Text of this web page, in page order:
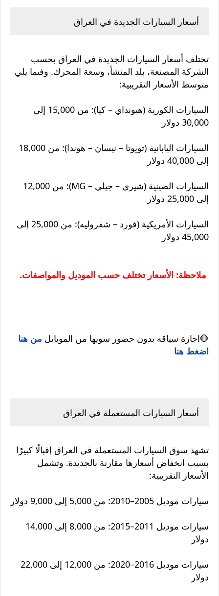
أسعار السيارات الجديدة في العراق
تختلف أسعار السيارات الجديدة في العراق بحسب
الشركة المصنعة، بلد المنشأ، وسعة المحرك. وفيما يلي
متوسط الأسعار التقريبية:
السيارات الكورية (هيونداي – كيا): من 15,000 إلى
30,000 دولار
السيارات اليابانية (تويوتا – نيسان – هوندا): من 18,000
إلى 40,000 دولار
السيارات الصينية (شيري – جيلي – MG): من 12,000
إلى 25,000 دولار
السيارات الأمريكية (فورد – شفروليه): من 25,000 إلى
45,000 دولار
ملاحظة: الأسعار تختلف حسب الموديل والمواصفات.
🛑اجازة سياقه بدون حضور سويها من الموبايل من هنا
اضغط هنا
أسعار السيارات المستعملة في العراق
تشهد سوق السيارات المستعملة في العراق إقبالًا كبيرًا
بسبب انخفاض أسعارها مقارنة بالجديدة. وتشمل
الأسعار التقريبية:
سيارات موديل 2005–2010: من 5,000 إلى 9,000 دولار
سيارات موديل 2011–2015: من 8,000 إلى 14,000
دولار
سيارات موديل 2016–2020: من 12,000 إلى 22,000
دولار